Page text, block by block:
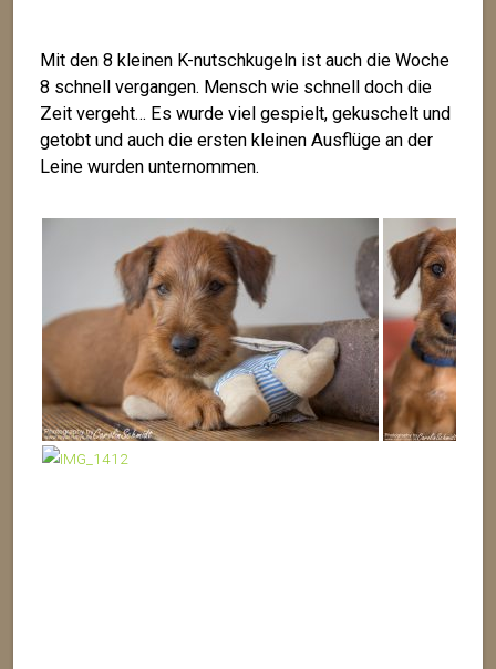
Mit den 8 kleinen K-nutschkugeln ist auch die Woche
8 schnell vergangen. Mensch wie schnell doch die
Zeit vergeht… Es wurde viel gespielt, gekuschelt und
getobt und auch die ersten kleinen Ausflüge an der
Leine wurden unternommen.